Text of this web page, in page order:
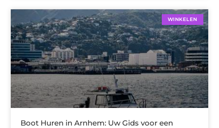
WINKELEN
Boot Huren in Arnhem: Uw Gids voor een